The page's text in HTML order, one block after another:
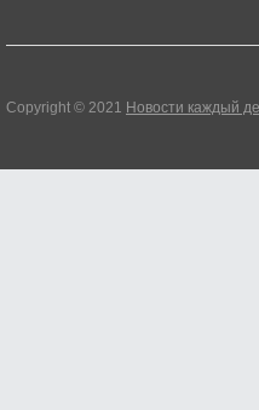
Copyright © 2021 Новости каждый